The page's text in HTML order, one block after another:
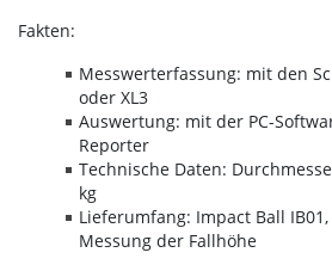
Fakten:
Messwerterfassung: mit den
oder XL3
Auswertung: mit der PC-
Reporter
Technische Daten:
kg
Lieferumfang: Impact Ball
Messung der Fallhöhe